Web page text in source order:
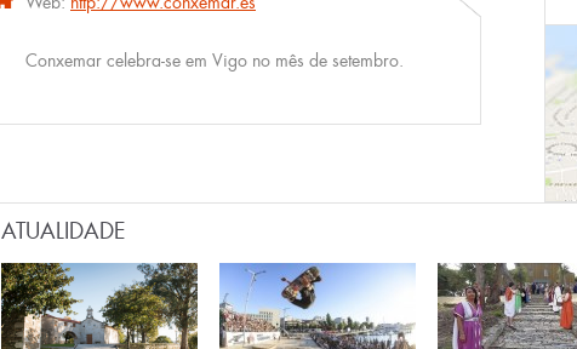
Conxemar celebra-se em Vigo no mês de setembro.
ATUALIDADE